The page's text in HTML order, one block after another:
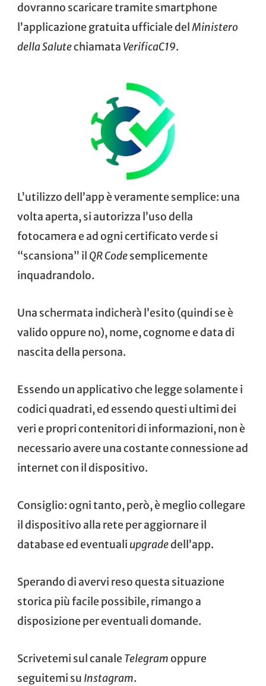
dovranno scaricare tramite smartphone
l’applicazione gratuita ufficiale del Ministero
della Salutechiamata VerificaC19.
L’utilizzo dell’app è veramente semplice: una
volta aperta, si autorizza l’uso della
fotocamera e ad ogni certificato verde si
“scansiona” il QR Codesemplicemente
inquadrandolo.
Una schermata indicherà l’esito (quindi se è
valido oppure no), nome, cognome e data di
nascita della persona.
Essendo un applicativo che legge solamente i
codici quadrati, ed essendo questi ultimi dei
veri e propri contenitori di informazioni, non è
necessario avere una costante connessione ad
internet con il dispositivo.
Consiglio: ogni tanto, però, è meglio collegare
il dispositivo alla rete per aggiornare il
database ed eventuali upgradedell’app.
Sperando di avervi reso questa situazione
storica più facile possibile, rimango a
disposizione per eventuali domande.
Scrivetemi sul canale Telegramoppure
seguitemi su Instagram.